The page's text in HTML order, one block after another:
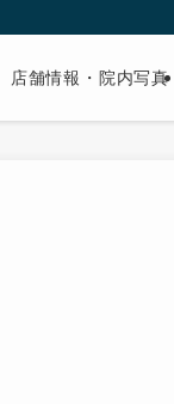
店舗情報・院内写真